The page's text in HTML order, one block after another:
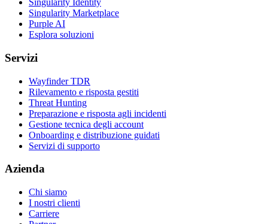
Singularity Identity
Singularity Marketplace
Purple AI
Esplora soluzioni
Servizi
Wayfinder TDR
Rilevamento e risposta gestiti
Threat Hunting
Preparazione e risposta agli incidenti
Gestione tecnica degli account
Onboarding e distribuzione guidati
Servizi di supporto
Azienda
Chi siamo
I nostri clienti
Carriere